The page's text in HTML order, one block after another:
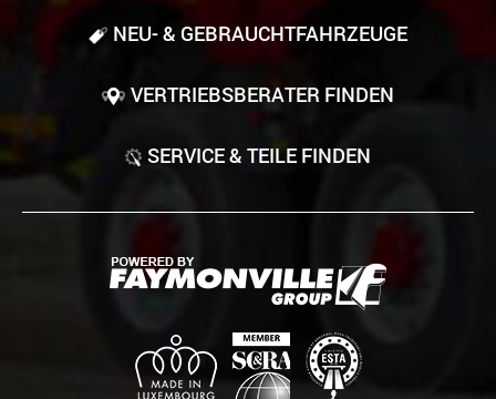
NEU- & GEBRAUCHT­FAHRZEUGE
VERTRIEBSBERATER FINDEN
SERVICE & TEILE FINDEN